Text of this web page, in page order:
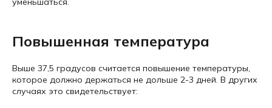
Повышенная температура
Выше 37,5 градусов считается повышение температуры,
которое должно держаться не дольше 2-3 дней. В других
случаях это свидетельствует: